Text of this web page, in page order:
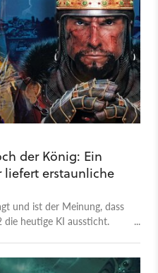
der König: Ein
liefert erstaunliche
und ist der Meinung, dass
die heutige KI aussticht.